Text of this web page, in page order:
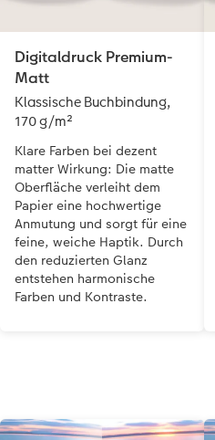
Digitaldruck Premium-
Matt
Klassische Buchbindung,
170 g/m²
Klare Farben bei dezent
matter Wirkung: Die matte
Oberfläche verleiht dem
Papier eine hochwertige
Anmutung und sorgt für eine
feine, weiche Haptik. Durch
den reduzierten Glanz
entstehen harmonische
Farben und Kontraste.